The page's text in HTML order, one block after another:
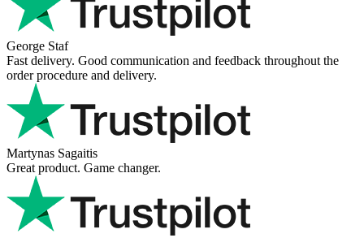
George Staf
Fast delivery. Good communication and feedback throughout the
order procedure and delivery.
Martynas Sagaitis
Great product. Game changer.